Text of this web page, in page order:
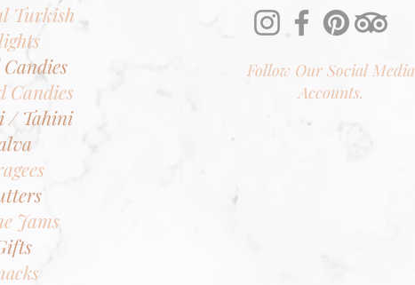
Turkish
Candies
/ Tahini
Jams
Follow Our Social Media
Accounts.